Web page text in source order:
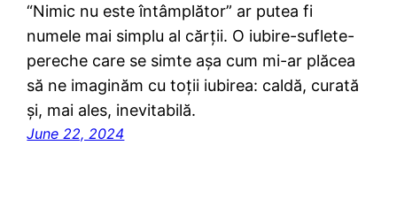
“Nimic nu este întâmplător” ar putea fi
numele mai simplu al cărții. O iubire-suflete-
pereche care se simte așa cum mi-ar plăcea
să ne imaginăm cu toții iubirea: caldă, curată
și, mai ales, inevitabilă.
June 22, 2024